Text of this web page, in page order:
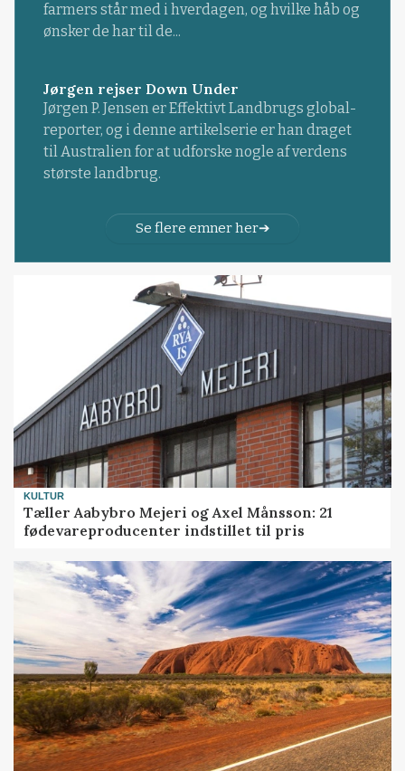
farmers står med i hverdagen, og hvilke håb og
ønsker de har til de...
Jørgen rejser Down Under
Jørgen P. Jensen er Effektivt Landbrugs global-
reporter, og i denne artikelserie er han draget
til Australien for at udforske nogle af verdens
største landbrug.
Se flere emner her
KULTUR
Tæller Aabybro Mejeri og Axel Månsson: 21
fødevareproducenter indstillet til pris